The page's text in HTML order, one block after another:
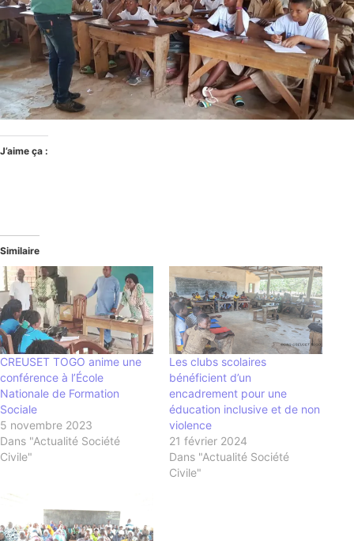
J’aime ça :
Similaire
CREUSET TOGO anime une
conférence à l’École
Nationale de Formation
Sociale
5 novembre 2023
Dans "Actualité Société
Civile"
Les clubs scolaires
bénéficient d’un
encadrement pour une
éducation inclusive et de non
violence
21 février 2024
Dans "Actualité Société
Civile"